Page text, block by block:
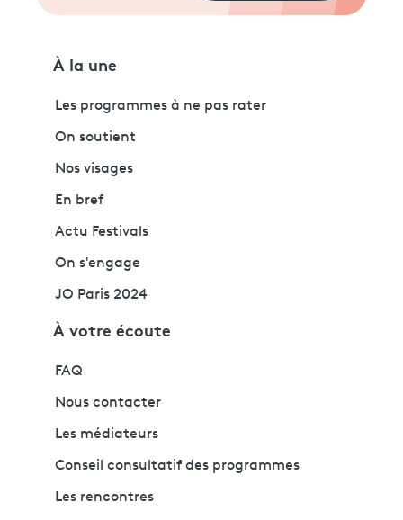
À la une
Les programmes à ne pas rater
On soutient
Nos visages
En bref
Actu Festivals
On s'engage
JO Paris 2024
À votre écoute
FAQ
Nous contacter
Les médiateurs
Conseil consultatif des programmes
Les rencontres